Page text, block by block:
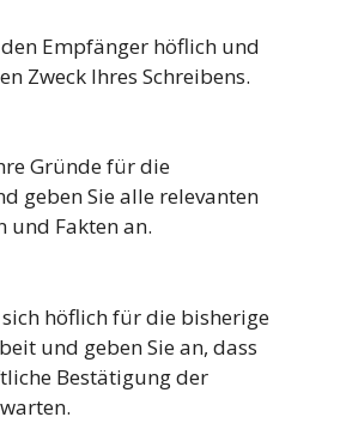
Empfänger höflich und
Zweck Ihres Schreibens.
Gründe für die
geben Sie alle relevanten
und Fakten an.
sich höflich für die bisherige
und geben Sie an, dass
Bestätigung der